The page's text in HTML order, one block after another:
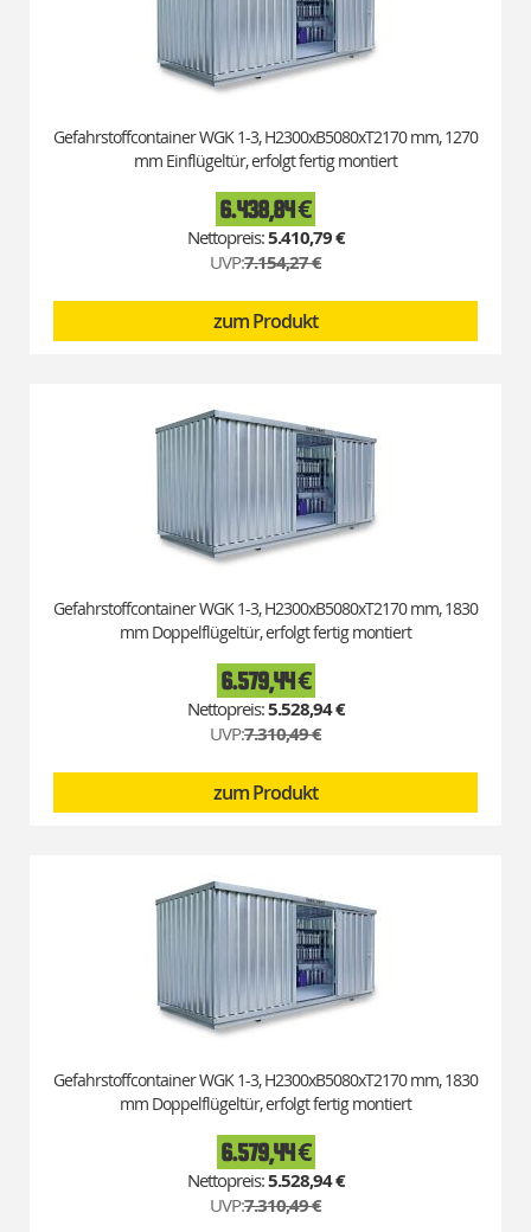
Gefahrstoffcontainer WGK 1-3, H2300xB5080xT2170 mm, 1270
mm Einflügeltür, erfolgt fertig montiert
Special
Price
6.438,84 €
5.410,79 €
UVP:7.154,27 €
zum Produkt
Gefahrstoffcontainer WGK 1-3, H2300xB5080xT2170 mm, 1830
mm Doppelflügeltür, erfolgt fertig montiert
Special
Price
6.579,44 €
5.528,94 €
UVP:7.310,49 €
zum Produkt
Gefahrstoffcontainer WGK 1-3, H2300xB5080xT2170 mm, 1830
mm Doppelflügeltür, erfolgt fertig montiert
Special
Price
6.579,44 €
5.528,94 €
UVP:7.310,49 €